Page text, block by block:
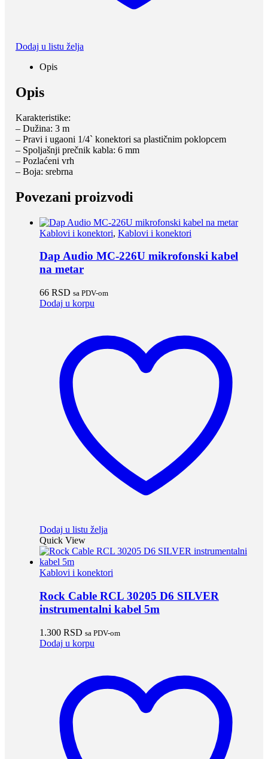
Dodaj u listu želja
Opis
Opis
Karakteristike:
– Dužina: 3 m
– Pravi i ugaoni 1/4` konektori sa plastičnim poklopcem
– Spoljašnji prečnik kabla: 6 mm
– Pozlaćeni vrh
– Boja: srebrna
Povezani proizvodi
Kablovi i konektori, Kablovi i konektori
Dap Audio MC-226U mikrofonski kabel
na metar
66 RSD sa PDV-om
Dodaj u korpu
Dodaj u listu želja
Quick View
Kablovi i konektori
Rock Cable RCL 30205 D6 SILVER
instrumentalni kabel 5m
1.300 RSD sa PDV-om
Dodaj u korpu